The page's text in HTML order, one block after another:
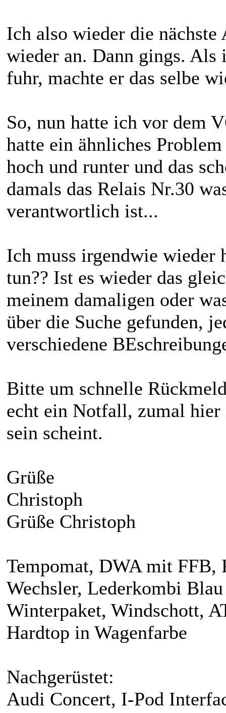
Ich also wieder die nächste
wieder an. Dann gings. Als
fuhr, machte er das selbe
So, nun hatte ich vor dem
hatte ein ähnliches
hoch und runter und das
damals das Relais Nr.30
verantwortlich ist...
Ich muss irgendwie
tun?? Ist es wieder das
meinem damaligen oder
über die Suche gefunden,
verschiedene
Bitte um schnelle
echt ein Notfall, zumal
sein scheint.
Grüße
Christoph
Grüße Christoph
Tempomat, DWA mit FFB,
Wechsler, Lederkombi
Winterpaket, Windschott,
Hardtop in Wagenfarbe
Nachgerüstet:
Audi Concert, I-Pod